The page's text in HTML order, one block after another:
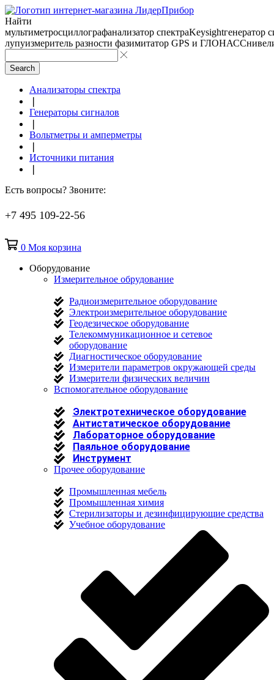
Найти
мультиметросциллографанализатор спектраKeysightгенератор
лупуизмеритель разности фазимитатор GPS и ГЛОНАСС
Search
Анализаторы спектра
Генераторы сигналов
Вольтметры и амперметры
Источники питания
Есть вопросы? Звоните:
+7 495 109-22-56
0 Моя корзина
Оборудование
Измерительное обрудование
Радиоизмерительное оборудование
Электроизмерительное оборудование
Геодезическое оборудование
Телекоммуникационное и сетевое
оборудование
Диагностическое оборудование
Измерители параметров окружающей среды
Измерители физических величин
Вспомогательное оборудование
Электротехническое оборудование
Антистатическое оборудование
Лабораторное оборудование
Паяльное оборудование
Инструмент
Прочее оборудование
Промышленная мебель
Промышленная химия
Стерилизаторы и дезинфицирующие средства
Учебное оборудование